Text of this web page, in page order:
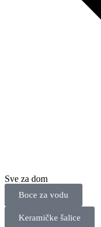
Sve za dom
Boce za vodu
Keramičke šalice